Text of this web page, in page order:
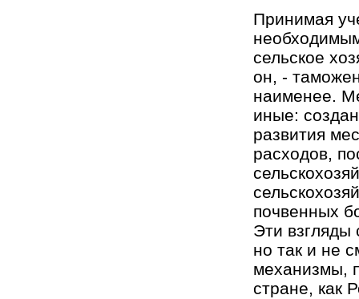
Принимая
сельское
он, -
наименее.
иные:
развития
расходов,
почвенных
Эти взгляды
но так и не
механизмы,
стране, как